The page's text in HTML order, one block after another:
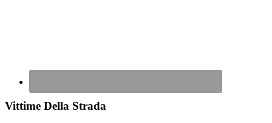
Vittime Della Strada